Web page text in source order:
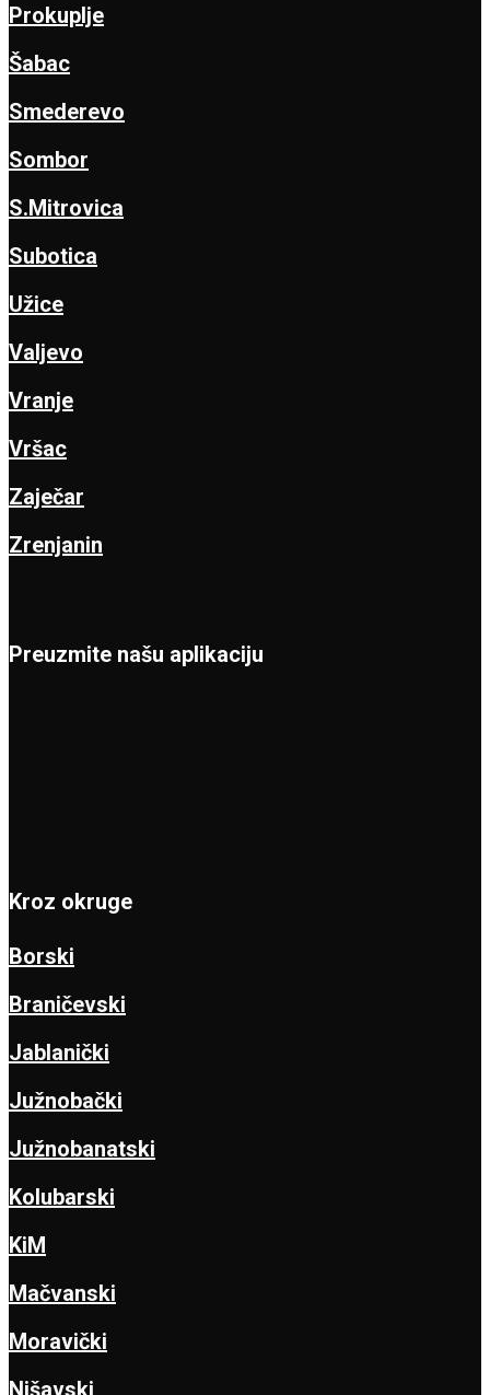
Prokuplje
Šabac
Smederevo
Sombor
S.Mitrovica
Subotica
Užice
Valjevo
Vranje
Vršac
Zaječar
Zrenjanin
Preuzmite našu aplikaciju
Kroz okruge
Borski
Braničevski
Jablanički
Južnobački
Južnobanatski
Kolubarski
KiM
Mačvanski
Moravički